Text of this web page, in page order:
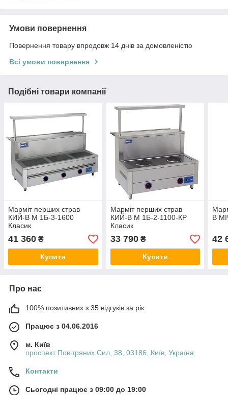
Умови повернення
Повернення товару впродовж 14 днів за домовленістю
Всі умови повернення
Подібні товари компанії
Марміт перших страв
КИЙ-В М 1Б-3-1600
Класик
41 360 ₴
Купити
Марміт перших страв
КИЙ-В М 1Б-2-1100-КР
Класик
33 790₴
Купити
В
42
Про нас
100% позитивних з 35 відгуків за рік
Працює з 04.06.2016
м. Київ
проспект Повітряних Сил, 38, 03186, Київ, Україна
Контакти
Сьогодні працює з 09:00 до 19:00